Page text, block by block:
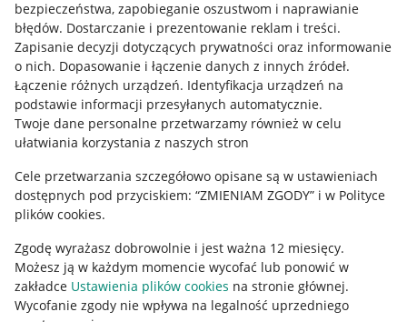
bezpieczeństwa, zapobieganie oszustwom i naprawianie
błędów. Dostarczanie i prezentowanie reklam i treści.
Zapisanie decyzji dotyczących prywatności oraz informowanie
o nich. Dopasowanie i łączenie danych z innych źródeł.
Łączenie różnych urządzeń. Identyfikacja urządzeń na
podstawie informacji przesyłanych automatycznie.
Twoje dane personalne przetwarzamy również w celu
ułatwiania korzystania z naszych stron
Cele przetwarzania szczegółowo opisane są w ustawieniach
dostępnych pod przyciskiem: “ZMIENIAM ZGODY” i w Polityce
plików cookies.
Zgodę wyrażasz dobrowolnie i jest ważna 12 miesięcy.
Możesz ją w każdym momencie wycofać lub ponowić w
zakładce Ustawienia plików cookies na stronie głównej.
Wycofanie zgody nie wpływa na legalność uprzedniego
Informacje prawne
Regulamin
Polityka plików "cookies"
Ustawienia plików "cookies"
Udostępnianie lokalizacji
Informacje dla Aktu o Usługach Cyfrowych
Pobierz aplikację